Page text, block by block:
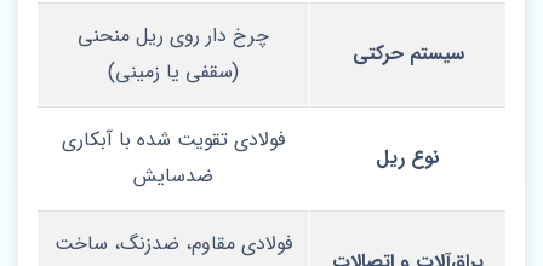
سیستم حرکتی
چرخ‌ دار روی ریل منحنی
(سقفی یا زمینی)
نوع ریل
فولادی تقویت‌ شده با آبکاری
ضدسایش
فولادی مقاوم، ضدزنگ، ساخت